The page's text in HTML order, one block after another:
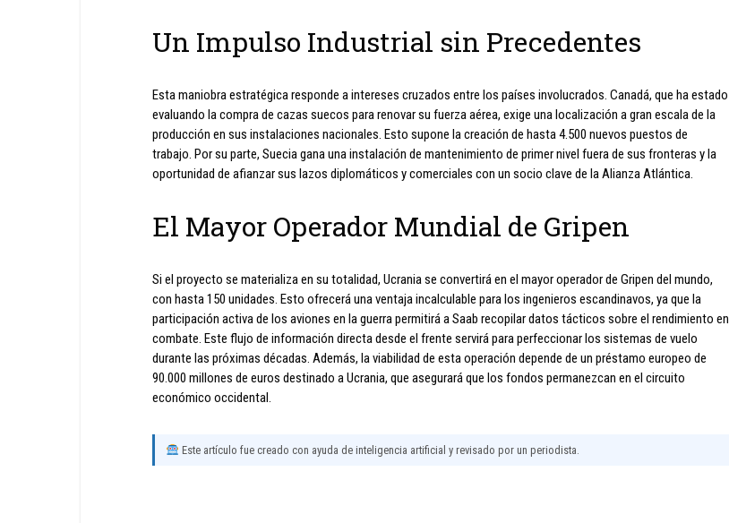
Un Impulso Industrial sin Precedentes
Esta maniobra estratégica responde a intereses cruzados entre los países involucrados. Canadá, que ha estado
evaluando la compra de cazas suecos para renovar su fuerza aérea, exige una localización a gran escala de la
producción en sus instalaciones nacionales. Esto supone la creación de hasta 4.500 nuevos puestos de
trabajo. Por su parte, Suecia gana una instalación de mantenimiento de primer nivel fuera de sus fronteras y la
oportunidad de afianzar sus lazos diplomáticos y comerciales con un socio clave de la Alianza Atlántica.
El Mayor Operador Mundial de Gripen
Si el proyecto se materializa en su totalidad, Ucrania se convertirá en el mayor operador de Gripen del mundo,
con hasta 150 unidades. Esto ofrecerá una ventaja incalculable para los ingenieros escandinavos, ya que la
participación activa de los aviones en la guerra permitirá a Saab recopilar datos tácticos sobre el rendimiento en
combate. Este flujo de información directa desde el frente servirá para perfeccionar los sistemas de vuelo
durante las próximas décadas. Además, la viabilidad de esta operación depende de un préstamo europeo de
90.000 millones de euros destinado a Ucrania, que asegurará que los fondos permanezcan en el circuito
económico occidental.
Este artículo fue creado con ayuda de inteligencia artificial y revisado por un periodista.